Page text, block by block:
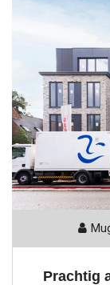
Prachtig